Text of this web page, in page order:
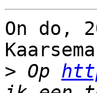
On do,
> Op